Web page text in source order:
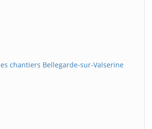
chantiers Bellegarde-sur-Valserine